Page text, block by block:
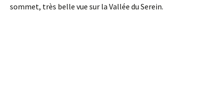
sommet, très belle vue sur la Vallée du Serein.